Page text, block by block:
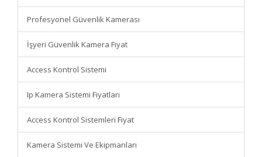
Profesyonel Güvenlik Kamerası
İşyeri Güvenlik Kamera Fiyat
Access Kontrol Sistemi
Ip Kamera Sistemi Fiyatları
Access Kontrol Sistemleri Fiyat
Kamera Sistemi Ve Ekipmanları